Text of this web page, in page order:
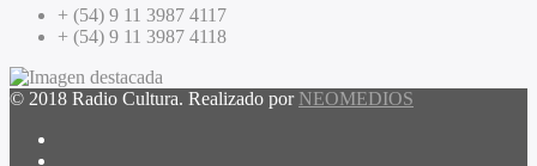
+ (54) 9 11 3987 4117
+ (54) 9 11 3987 4118
© 2018 Radio Cultura. Realizado por NEOMEDIOS